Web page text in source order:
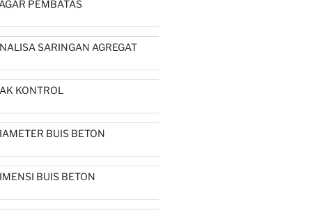
PEMBATAS
SARINGAN AGREGAT
KONTROL
BUIS BETON
BUIS BETON